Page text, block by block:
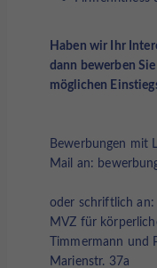
Haben wir Ihr
dann bewerben
möglichen
Bewerbungen mit
Mail an:
oder schriftlich an:
MVZ für
Timmermann und
Marienstr. 37a